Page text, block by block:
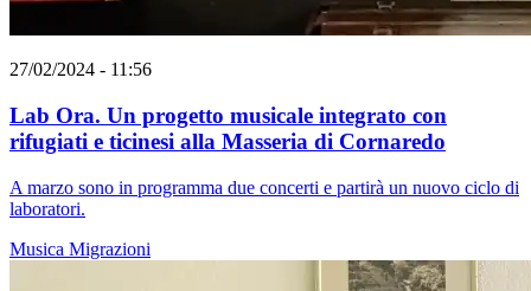
27/02/2024 - 11:56
Lab Ora. Un progetto musicale integrato con
rifugiati e ticinesi alla Masseria di Cornaredo
A marzo sono in programma due concerti e partirà un nuovo ciclo di
laboratori.
Musica Migrazioni